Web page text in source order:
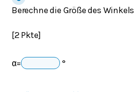
Berechne die Größe des Winkels
[2 Pkte]
α= °